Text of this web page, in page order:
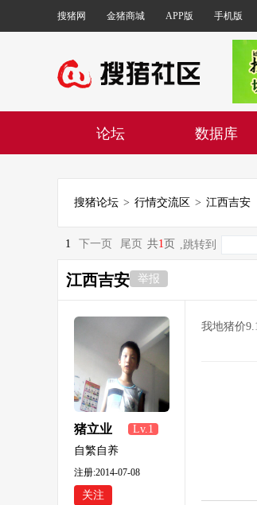
搜猪网 金猪商城 APP版 手机版
论坛 数据库
搜猪论坛 > 行情交流区 > 江西吉安
1 下一页 尾页 共1 页 ,跳转到
江西吉安 举报
猪立业
468
Lv.1
自繁自养
注册:2014-07-08
关注
我地猪价